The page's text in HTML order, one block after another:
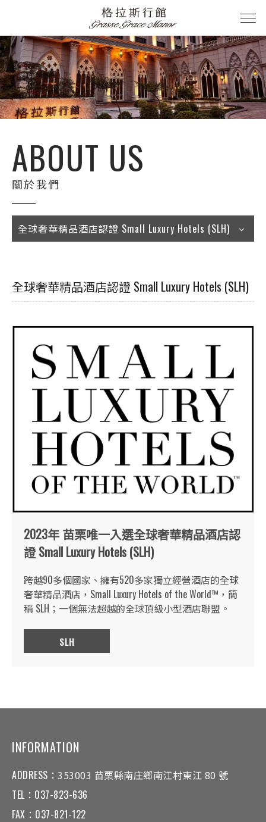
ABOUT US
關於我們
全球奢華精品酒店認證 Small Luxury Hotels (SLH)
全球奢華精品酒店認證 Small Luxury Hotels (SLH)
2023年 苗栗唯一入選全球奢華精品酒店認
證 Small Luxury Hotels (SLH)
跨越90多個國家、擁有520多家獨立經營酒店的全球
奢華精品酒店，Small Luxury Hotels of the World™，簡
稱 SLH；一個無法超越的全球頂級小型酒店聯盟。
SLH
INFORMATION
ADDRESS： 353003 苗栗縣南庄鄉南江村東江 80 號
TEL： 037-823-636
FAX： 037-821-122